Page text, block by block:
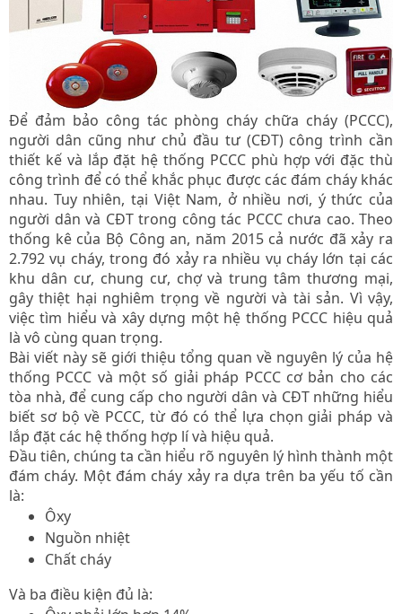
Để đảm bảo công tác phòng cháy chữa cháy (PCCC),
người dân cũng như chủ đầu tư (CĐT) công trình cần
thiết kế và lắp đặt hệ thống PCCC phù hợp với đặc thù
công trình để có thể khắc phục được các đám cháy khác
nhau. Tuy nhiên, tại Việt Nam, ở nhiều nơi, ý thức của
người dân và CĐT trong công tác PCCC chưa cao. Theo
thống kê của Bộ Công an, năm 2015 cả nước đã xảy ra
2.792 vụ cháy, trong đó xảy ra nhiều vụ cháy lớn tại các
khu dân cư, chung cư, chợ và trung tâm thương mại,
gây thiệt hại nghiêm trọng về người và tài sản. Vì vậy,
việc tìm hiểu và xây dựng một hệ thống PCCC hiệu quả
là vô cùng quan trọng.
Bài viết này sẽ giới thiệu tổng quan về nguyên lý của hệ
thống PCCC và một số giải pháp PCCC cơ bản cho các
tòa nhà, để cung cấp cho người dân và CĐT những hiểu
biết sơ bộ về PCCC, từ đó có thể lựa chọn giải pháp và
lắp đặt các hệ thống hợp lí và hiệu quả.
Đầu tiên, chúng ta cần hiểu rõ nguyên lý hình thành một
đám cháy. Một đám cháy xảy ra dựa trên ba yếu tố cần
là:
Ôxy
Nguồn nhiệt
Chất cháy
Và ba điều kiện đủ là: